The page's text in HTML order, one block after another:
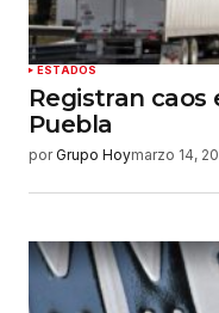
ESTADOS
Registran caos
Puebla
por Grupo Hoymarzo 14,